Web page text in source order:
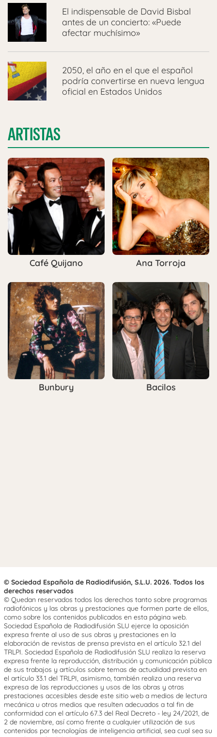
El indispensable de David Bisbal
antes de un concierto: «Puede
afectar muchísimo»
2050, el año en el que el español
podría convertirse en nueva lengua
oficial en Estados Unidos
ARTISTAS
Café Quijano Ana Torroja
Bunbury Bacilos
© Sociedad Española de Radiodifusión, S.L.U. 2026. Todos los
derechos reservados
© Quedan reservados todos los derechos tanto sobre programas
radiofónicos y las obras y prestaciones que formen parte de ellos,
como sobre los contenidos publicados en esta página web.
Sociedad Española de Radiodifusión SLU ejerce la oposición
expresa frente al uso de sus obras y prestaciones en la
elaboración de revistas de prensa prevista en el artículo 32.1 del
TRLPI. Sociedad Española de Radiodifusión SLU realiza la reserva
expresa frente la reproducción, distribución y comunicación pública
de sus trabajos y artículos sobre temas de actualidad prevista en
el artículo 33.1 del TRLPI, asimismo, también realiza una reserva
expresa de las reproducciones y usos de las obras y otras
prestaciones accesibles desde este sitio web a medios de lectura
mecánica u otros medios que resulten adecuados a tal fin de
conformidad con el artículo 67.3 del Real Decreto - ley 24/2021, de
2 de noviembre, así como frente a cualquier utilización de sus
contenidos por tecnologías de inteligencia artificial, sea cual sea su